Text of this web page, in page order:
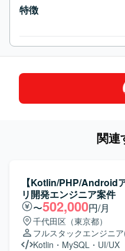
特徴
関連
【Kotlin/PHP/Android
リ開発エンジニア案件
〜502,000円/月
千代田区（東京都）
フルスタックエンジニア
Kotlin ・ MySQL ・ UI/UX